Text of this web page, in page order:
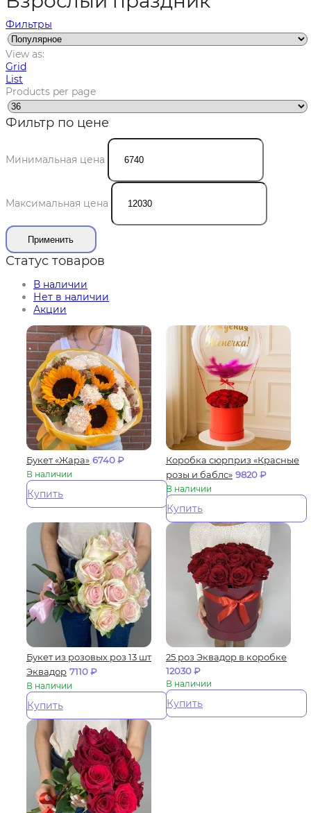
Фильтры
View as:
Grid
List
Products per page
Фильтр по цене
Минимальная цена
Максимальная цена
Применить
Статус товаров
В наличии
Нет в наличии
Акции
Букет «Жара» 6740₽
В наличии
Купить
Коробка сюрприз «Красные
розы и баблс» 9820₽
В наличии
Купить
Букет из розовых роз 13 шт
Эквадор 7110₽
В наличии
Купить
25 роз Эквадор в коробке
12030₽
В наличии
Купить